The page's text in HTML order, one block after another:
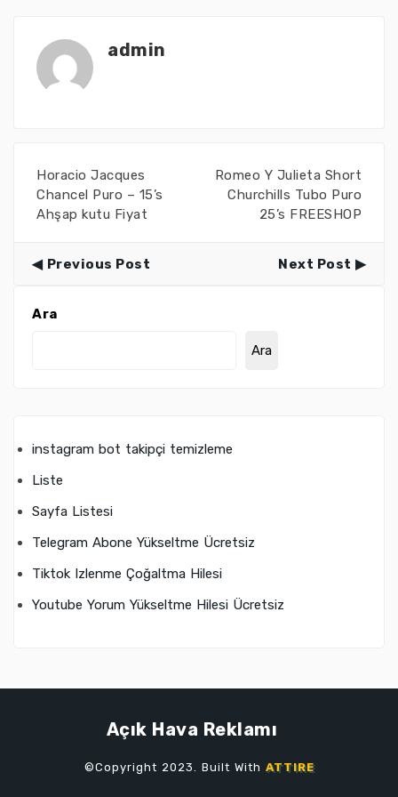
admin
Horacio Jacques
Chancel Puro – 15’s
Ahşap kutu Fiyat
Romeo Y Julieta Short
Churchills Tubo Puro
25’s FREESHOP
Previous Post Next Post
Ara
Ara
instagram bot takipçi temizleme
Liste
Sayfa Listesi
Telegram Abone Yükseltme Ücretsiz
Tiktok Izlenme Çoğaltma Hilesi
Youtube Yorum Yükseltme Hilesi Ücretsiz
Açık Hava Reklamı
©Copyright 2023. Built With ATTIRE